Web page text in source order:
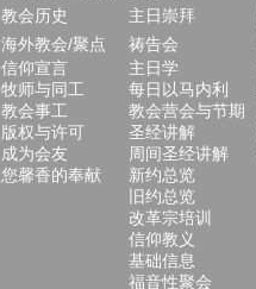
教会历史 主日崇拜
海外教会/聚点 祷告会
信仰宣言 主日学
牧师与同工 每日以马内利
教会事工 教会营会与节期
版权与许可 圣经讲解
成为会友 周间圣经讲解
您馨香的奉献 新约总览
旧约总览
改革宗培训
信仰教义
基础信息
福音性聚会